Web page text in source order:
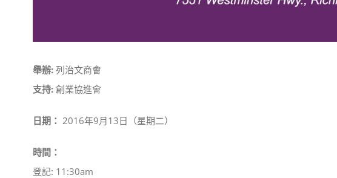
舉辦:列治文商會
支持:創業協進會
日期： 2016年9月13日（星期二）
時間：
登記: 11:30am